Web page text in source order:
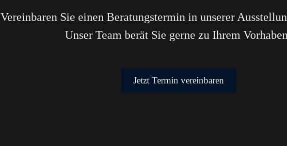
Vereinbaren Sie einen Beratungstermin in unserer
Unser Team berät Sie gerne zu Ihrem
Jetzt Termin vereinbaren